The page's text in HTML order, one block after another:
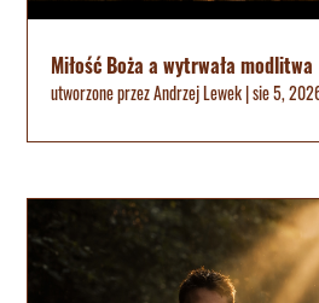
Miłość Boża a wytrwała modlitwa
utworzone przezAndrzej Lewek|sie 5,